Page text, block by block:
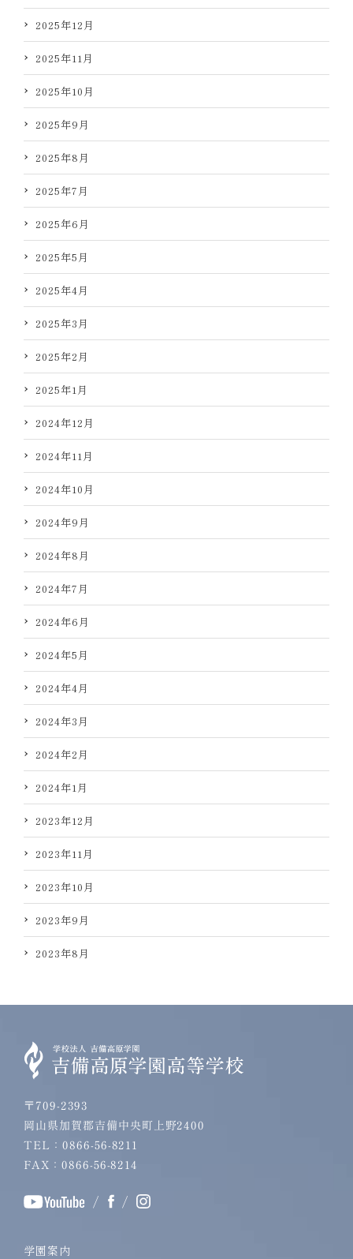
2025年12月
2025年11月
2025年10月
2025年9月
2025年8月
2025年7月
2025年6月
2025年5月
2025年4月
2025年3月
2025年2月
2025年1月
2024年12月
2024年11月
2024年10月
2024年9月
2024年8月
2024年7月
2024年6月
2024年5月
2024年4月
2024年3月
2024年2月
2024年1月
2023年12月
2023年11月
2023年10月
2023年9月
2023年8月
〒709-2393
岡山県加賀郡吉備中央町上野2400
TEL：0866-56-8211
FAX：0866-56-8214
/ /
学園案内